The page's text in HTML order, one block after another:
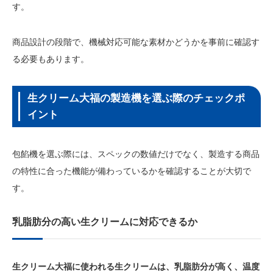
す。
商品設計の段階で、機械対応可能な素材かどうかを事前に確認す
る必要もあります。
生クリーム大福の製造機を選ぶ際のチェックポ
イント
包餡機を選ぶ際には、スペックの数値だけでなく、製造する商品
の特性に合った機能が備わっているかを確認することが大切で
す。
乳脂肪分の高い生クリームに対応できるか
生クリーム大福に使われる生クリームは、乳脂肪分が高く、温度